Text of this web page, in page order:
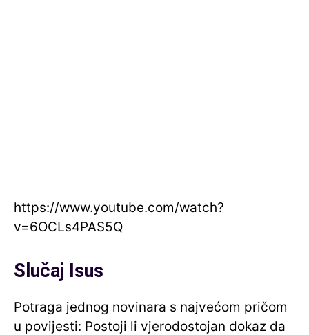
https://www.youtube.com/watch?
v=6OCLs4PAS5Q
Slučaj Isus
Potraga jednog novinara s najvećom pričom
u povijesti: Postoji li vjerodostojan dokaz da